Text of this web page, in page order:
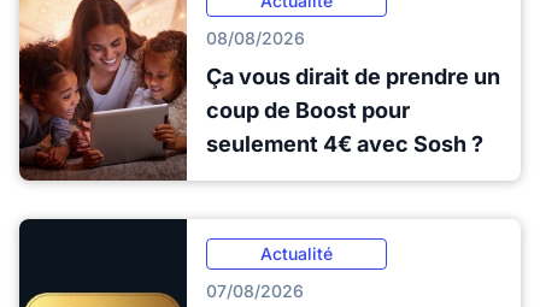
08/08/2026
Ça vous dirait de prendre un
coup de Boost pour
seulement 4€ avec Sosh ?
Actualité
07/08/2026